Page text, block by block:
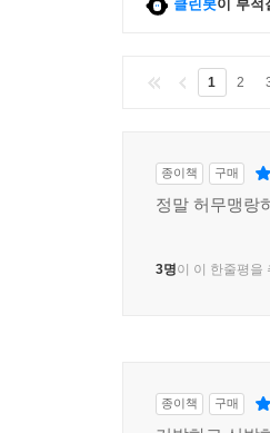
클린봇이 부적
1 2
종이책 구매
정말 허무맹랑
3명이 이 한줄평을
종이책 구매